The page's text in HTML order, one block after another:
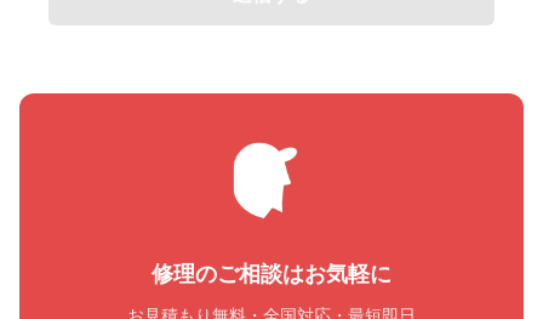
修理のご相談はお気軽に